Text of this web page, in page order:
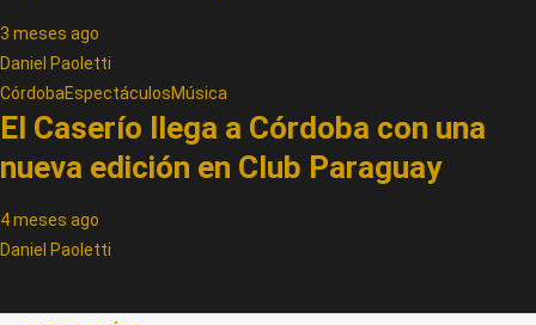
3 meses ago
Daniel Paoletti
CórdobaEspectáculosMúsica
El Caserío llega a Córdoba con una
nueva edición en Club Paraguay
4 meses ago
Daniel Paoletti